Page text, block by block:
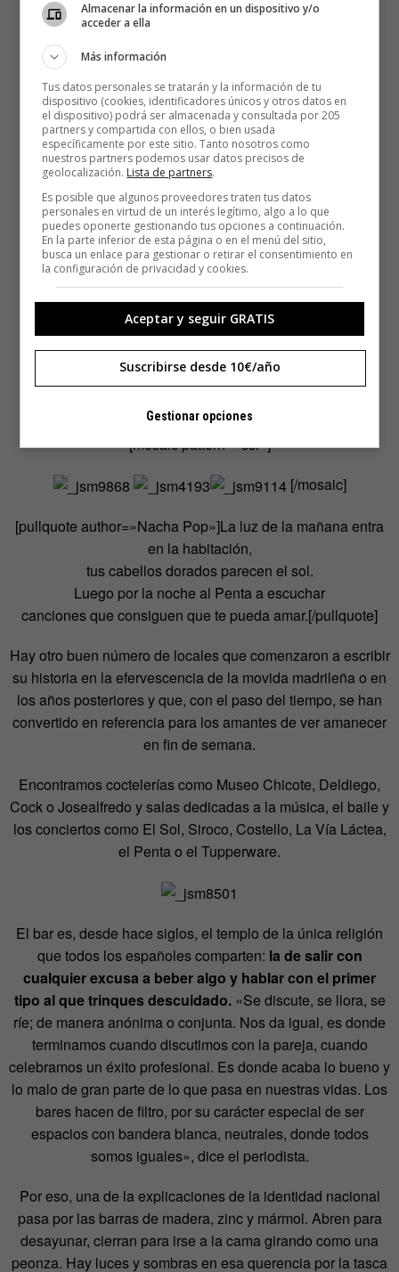
[mosaic pattern=»ssl»]
[/mosaic]
[pullquote author=»Nacha Pop»]La luz de la mañana entra
en la habitación,
tus cabellos dorados parecen el sol.
Luego por la noche al Penta a escuchar
canciones que consiguen que te pueda amar.[/pullquote]
Hay otro buen número de locales que comenzaron a escribir
su historia en la efervescencia de la movida madrileña o en
los años posteriores y que, con el paso del tiempo, se han
convertido en referencia para los amantes de ver amanecer
en fin de semana.
Encontramos coctelerías como Museo Chicote, Deldiego,
Cock o Josealfredo y salas dedicadas a la música, el baile y
los conciertos como El Sol, Siroco, Costello, La Vía Láctea,
el Penta o el Tupperware.
El bar es, desde hace siglos, el templo de la única religión
que todos los españoles comparten: la de salir con
cualquier excusa a beber algo y hablar con el primer
tipo al que trinques descuidado.«Se discute, se llora, se
ríe; de manera anónima o conjunta. Nos da igual, es donde
terminamos cuando discutimos con la pareja, cuando
celebramos un éxito profesional. Es donde acaba lo bueno y
lo malo de gran parte de lo que pasa en nuestras vidas. Los
bares hacen de filtro, por su carácter especial de ser
espacios con bandera blanca, neutrales, donde todos
somos iguales», dice el periodista.
Por eso, una de la explicaciones de la identidad nacional
pasa por las barras de madera, zinc y mármol. Abren para
desayunar, cierran para irse a la cama girando como una
peonza. Hay luces y sombras en esa querencia por la tasca
Almacenar la información en un dispositivo y/o
acceder a ella
Más información
Tus datos personales se tratarán y la información de tu
dispositivo (cookies, identificadores únicos y otros datos en
el dispositivo) podrá ser almacenada y consultada por 205
partners y compartida con ellos, o bien usada
específicamente por este sitio. Tanto nosotros como
nuestros partners podemos usar datos precisos de
geolocalización. Lista de partners.
Es posible que algunos proveedores traten tus datos
personales en virtud de un interés legítimo, algo a lo que
puedes oponerte gestionando tus opciones a continuación.
En la parte inferior de esta página o en el menú del sitio,
busca un enlace para gestionar o retirar el consentimiento en
la configuración de privacidad y cookies.
Aceptar y seguir GRATIS
Suscribirse desde 10€/año
Gestionar opciones